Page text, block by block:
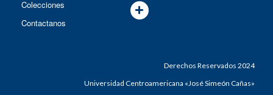
Colecciones
Contactanos
Derechos Reservados 2024
Universidad Centroamericana «José Simeón Cañas»